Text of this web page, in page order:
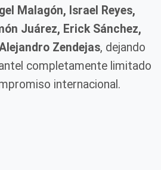
Malagón, Israel Reyes,
Juárez, Erick Sánchez,
Zendejas, dejando
completamente limitado
internacional.